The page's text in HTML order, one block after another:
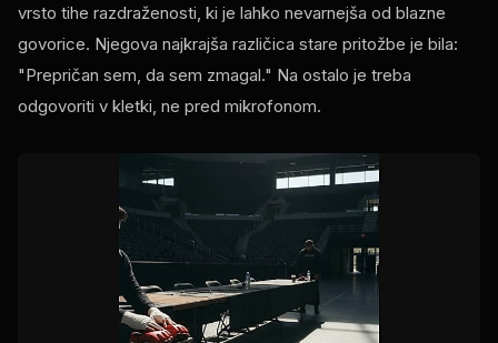
vrsto tihe razdraženosti, ki je lahko nevarnejša od blazne
govorice. Njegova najkrajša različica stare pritožbe je bila:
"Prepričan sem, da sem zmagal." Na ostalo je treba
odgovoriti v kletki, ne pred mikrofonom.